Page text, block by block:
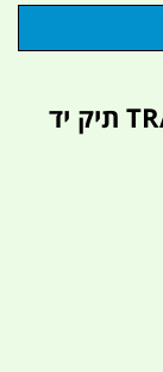
ערכת קפה TRAVEL CAMPTOWN תיק יד